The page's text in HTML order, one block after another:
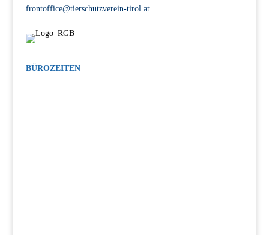
frontoffice@tierschutzverein-tirol.at
BÜROZEITEN